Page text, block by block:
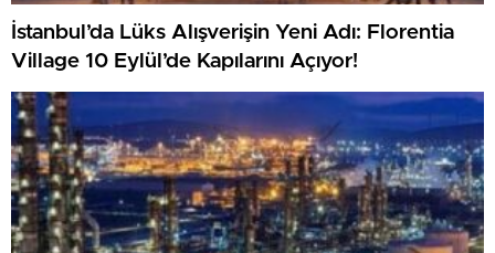
İstanbul’da Lüks Alışverişin Yeni Adı: Florentia
Village 10 Eylül’de Kapılarını Açıyor!